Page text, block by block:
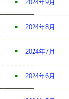
2024年9月
2024年8月
2024年7月
2024年6月